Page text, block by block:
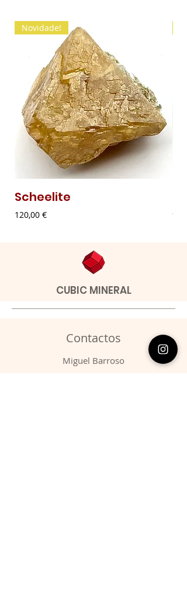
Novidade!
Scheelite
Preço
120,00 € 9,00
CUBIC MINERAL
Contactos
​Miguel Barroso